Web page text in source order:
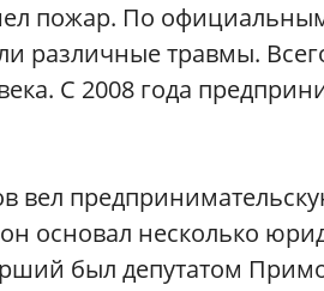
пожар. По
различные травмы.
С 2008 года
вел
основал несколько
был депутатом